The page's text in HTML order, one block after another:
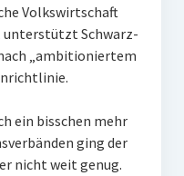
Volkswirtschaft
unterstützt Schwarz-
„ambitioniertem
ein bisschen mehr
ging der
nicht weit genug.